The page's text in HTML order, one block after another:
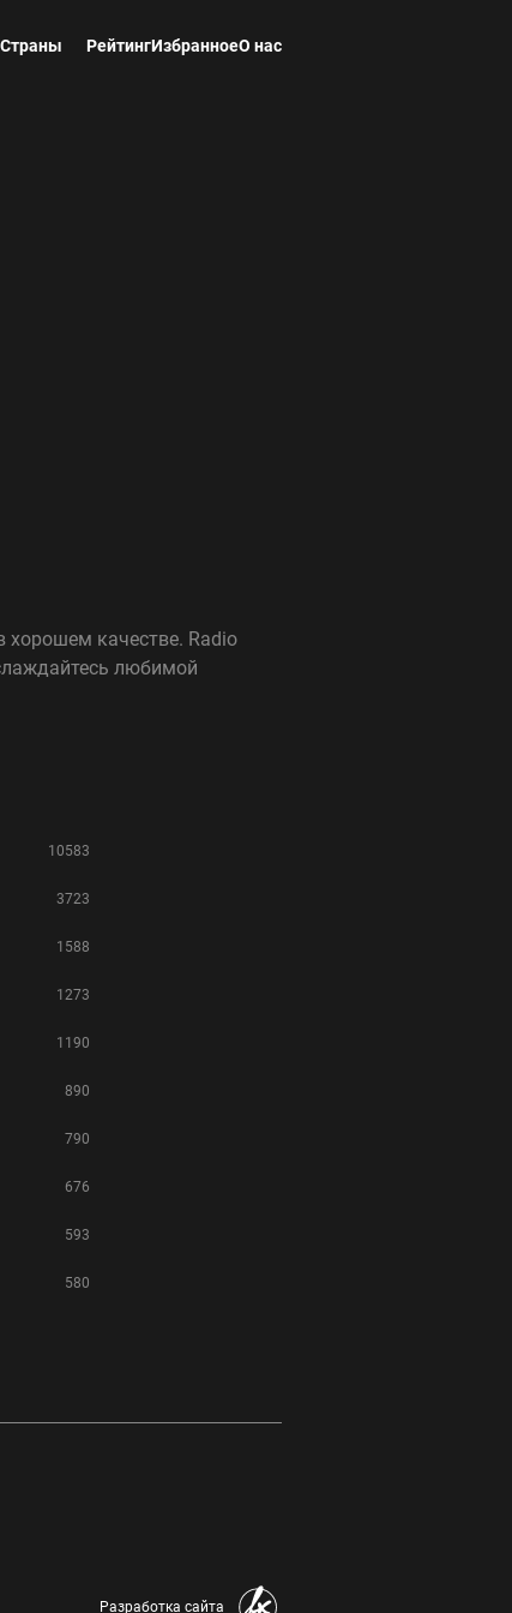
Страны РейтингИзбранноеО нас
хорошем качестве. Radio
любимой
10583
3723
1588
1273
1190
890
790
676
593
580
Разработка сайта